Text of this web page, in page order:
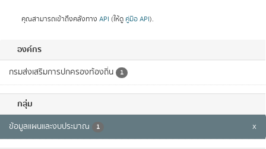
องค์กร
กรมส่งเสริมการปกครองท้องถิ่น 1
กลุ่ม
ข้อมูลแผนและงบประมาณ 1 x
คุณสามารถเข้าถึงคลังทาง API (ให้ดู คู่มือ API).